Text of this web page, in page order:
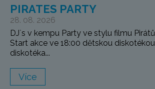
PIRATES PARTY
28. 08. 2026
DJ`s v kempu Party ve stylu filmu
Start akce ve 18:00 dětskou
diskotéka...
Více